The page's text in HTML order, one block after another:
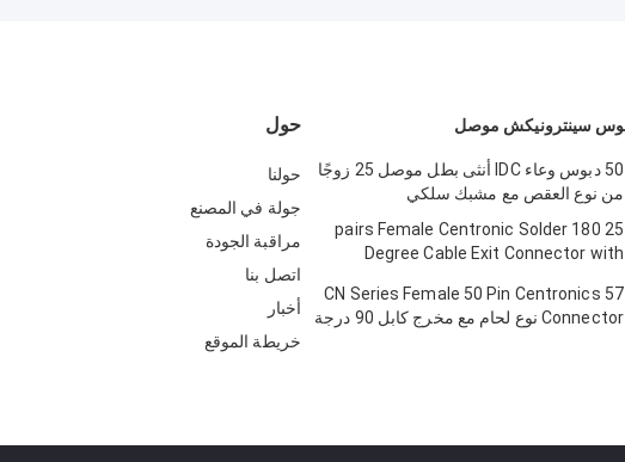
حول
حولنا
جولة في المصنع
مراقبة الجودة
اتصل بنا
أخبار
خريطة الموقع
50 دبوس وعاء IDC أنثى بطل موصل 25 زوجًا
من نوع العقص مع مشبك سلكي
25 pairs Female Centronic Solder 180
Degree Cable Exit Connector with
57 CN Series Female 50 Pin Centronics
Connector نوع لحام مع مخرج كابل 90 درجة